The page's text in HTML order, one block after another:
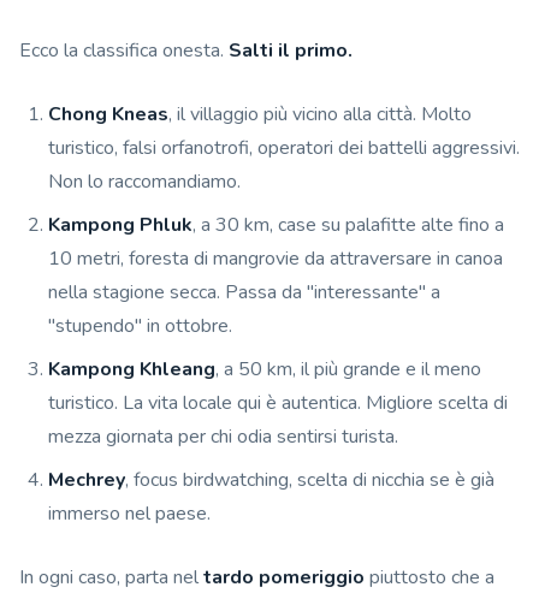
Ecco la classifica onesta. Salti il primo.
Chong Kneas, il villaggio più vicino alla città. Molto
turistico, falsi orfanotrofi, operatori dei battelli aggressivi.
Non lo raccomandiamo.
Kampong Phluk, a 30 km, case su palafitte alte fino a
10 metri, foresta di mangrovie da attraversare in canoa
nella stagione secca. Passa da "interessante" a
"stupendo" in ottobre.
Kampong Khleang, a 50 km, il più grande e il meno
turistico. La vita locale qui è autentica. Migliore scelta di
mezza giornata per chi odia sentirsi turista.
Mechrey, focus birdwatching, scelta di nicchia se è già
immerso nel paese.
In ogni caso, parta neltardo pomeriggio piuttosto che a